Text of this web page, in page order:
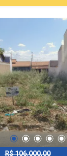
R$ 106.000,00